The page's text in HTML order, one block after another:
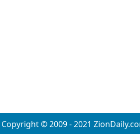
Copyright © 2009 - 2021